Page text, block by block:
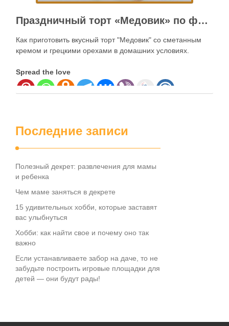
Праздничный торт «Медовик» по фирменному домашнему рецепту
Как приготовить вкусный торт "Медовик" со сметанным
кремом и грецкими орехами в домашних условиях.
Spread the love
Последние записи
Полезный декрет: развлечения для мамы
и ребенка
Чем маме заняться в декрете
15 удивительных хобби, которые заставят
вас улыбнуться
Хобби: как найти свое и почему оно так
важно
Если устанавливаете забор на даче, то не
забудьте построить игровые площадки для
детей — они будут рады!